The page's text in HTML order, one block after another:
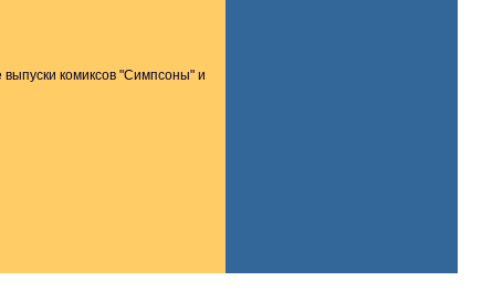
выпуски комиксов "Симпсоны" и